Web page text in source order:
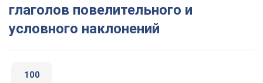
глаголов повелительного и
условного наклонений
100